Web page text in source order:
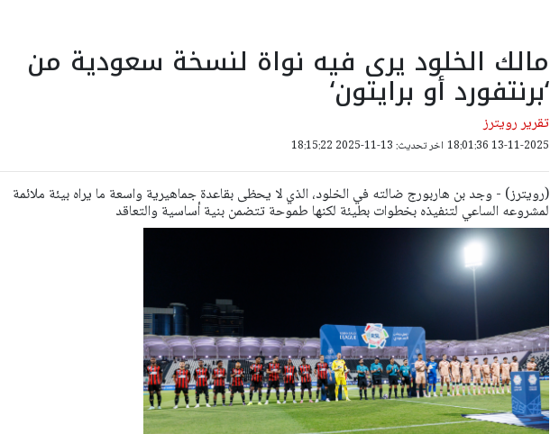
مالك الخلود يرى فيه نواة لنسخة سعودية من
‘برنتفورد أو برايتون‘
تقرير رويترز
13-11-2025 18:01:36 اخر تحديث: 13-11-2025 18:15:22
(رويترز) - وجد بن هاربورج ضالته في الخلود، الذي لا يحظى بقاعدة جماهيرية واسعة ما يراه بيئة ملائمة
لمشروعه الساعي لتنفيذه بخطوات بطيئة لكنها طموحة تتضمن بنية أساسية والتعاقد